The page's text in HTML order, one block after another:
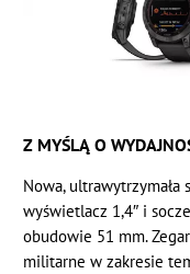
Z MYŚLĄ O
Nowa,
wyświetlacz 1,4″ i
obudowie 51 mm.
militarne w zakresie